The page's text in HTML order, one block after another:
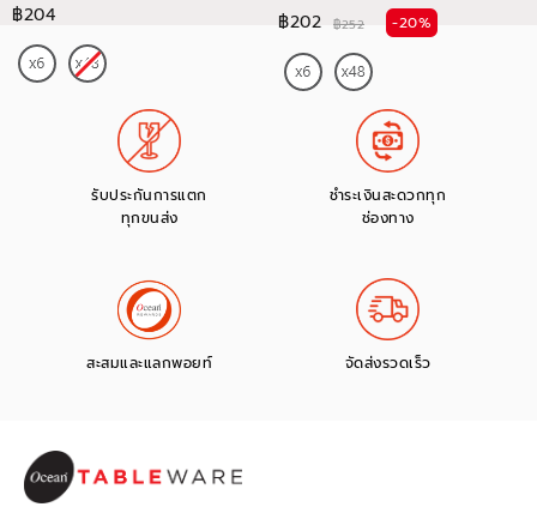
฿204
฿202
฿252 -20%
รับประกันการแตก
ทุกขนส่ง
ชำระเงินสะดวกทุก
ช่องทาง
สะสมและแลกพอยท์ จัดส่งรวดเร็ว